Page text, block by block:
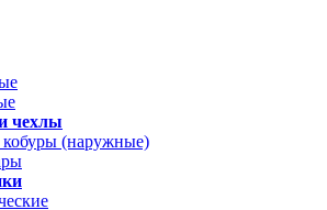
чехлы
(наружные)